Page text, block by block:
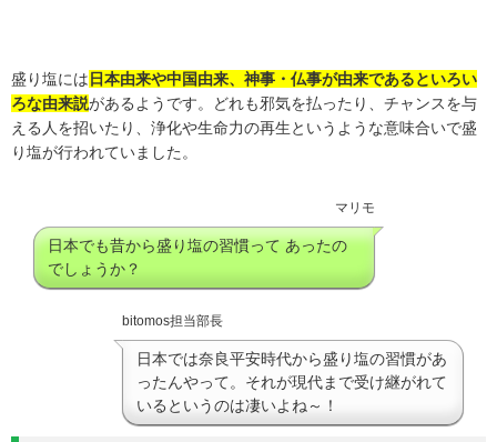
盛り塩には 日本由来や中国由来、神事・仏事が由来であるといろい
ろな由来説があるようです。どれも邪気を払ったり、チャンスを与
える人を招いたり、浄化や生命力の再生というような意味合いで盛
り塩が行われていました。
マリモ
日本でも昔から盛り塩の習慣って あったの
でしょうか？
bitomos担当部長
日本では奈良平安時代から盛り塩の習慣があ
ったんやって。それが現代まで受け継がれて
いるというのは凄いよね～！